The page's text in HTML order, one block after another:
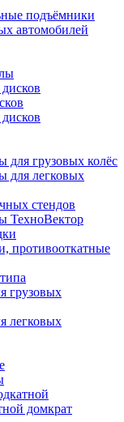
подъёмники
автомобилей
для грузовых колёс
для легковых
стендов
ТехноВектор
противооткатные
грузовых
легковых
домкрат